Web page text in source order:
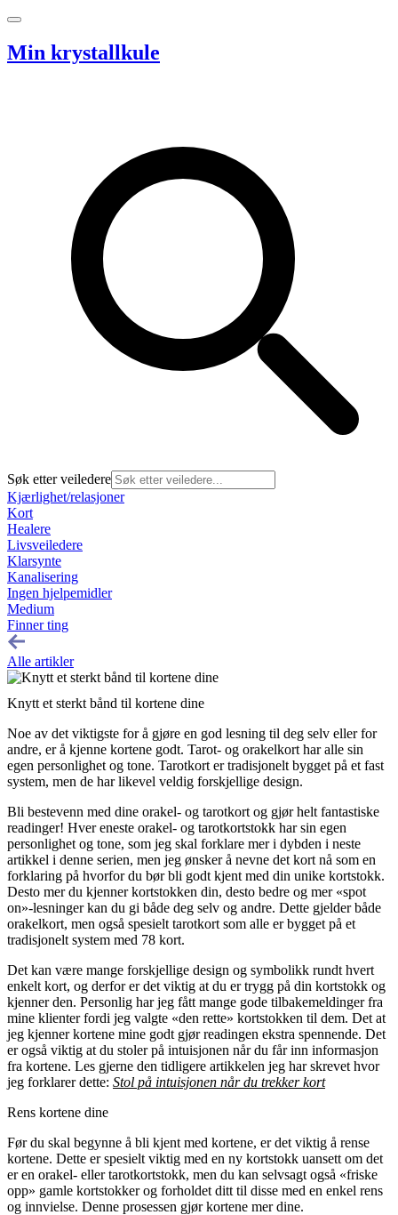
Hopp til innhold
Min krystallkule
Søk etter veiledere
Kjærlighet/relasjoner
Kort
Healere
Livsveiledere
Klarsynte
Kanalisering
Ingen hjelpemidler
Medium
Finner ting
Alle artikler
Knytt et sterkt bånd til kortene dine
Noe av det viktigste for å gjøre en god lesning til deg selv eller for
andre, er å kjenne kortene godt. Tarot- og orakelkort har alle sin
egen personlighet og tone. Tarotkort er tradisjonelt bygget på et fast
system, men de har likevel veldig forskjellige design.
Bli bestevenn med dine orakel- og tarotkort og gjør helt fantastiske
readinger! Hver eneste orakel- og tarotkortstokk har sin egen
personlighet og tone, som jeg skal forklare mer i dybden i neste
artikkel i denne serien, men jeg ønsker å nevne det kort nå som en
forklaring på hvorfor du bør bli godt kjent med din unike kortstokk.
Desto mer du kjenner kortstokken din, desto bedre og mer «spot
on»-lesninger kan du gi både deg selv og andre. Dette gjelder både
orakelkort, men også spesielt tarotkort som alle er bygget på et
tradisjonelt system med 78 kort.
Det kan være mange forskjellige design og symbolikk rundt hvert
enkelt kort, og derfor er det viktig at du er trygg på din kortstokk og
kjenner den. Personlig har jeg fått mange gode tilbakemeldinger fra
mine klienter fordi jeg valgte «den rette» kortstokken til dem. Det at
jeg kjenner kortene mine godt gjør readingen ekstra spennende. Det
er også viktig at du stoler på intuisjonen når du får inn informasjon
fra kortene. Les gjerne den tidligere artikkelen jeg har skrevet hvor
jeg forklarer dette: Stol på intuisjonen når du trekker kort
Rens kortene dine
Før du skal begynne å bli kjent med kortene, er det viktig å rense
kortene. Dette er spesielt viktig med en ny kortstokk uansett om det
er en orakel- eller tarotkortstokk, men du kan selvsagt også «friske
opp» gamle kortstokker og forholdet ditt til disse med en enkel rens
og innvielse. Denne prosessen gjør kortene mer dine.